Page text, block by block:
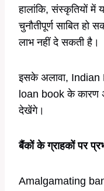
हालांकि, संस्कृतियों में
चुनौतीपूर्ण साबित हो
लाभ नहीं दे सकती है।
इसके अलावा, Indian
loan book के कारण
देखेंगे।
बैंकों के ग्राहकों पर
Amalgamating